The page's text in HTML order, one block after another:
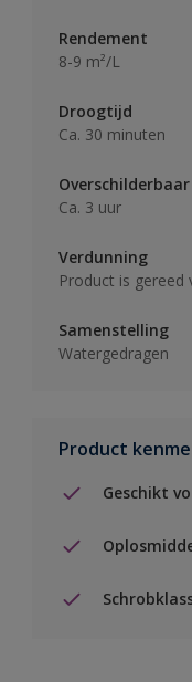
Rendement
8-9 m²/L
Droogtijd
Ca. 30 minuten
Overschilderbaar
Ca. 3 uur
Verdunning
Product is gereed
Samenstelling
Watergedragen
Product
Geschikt